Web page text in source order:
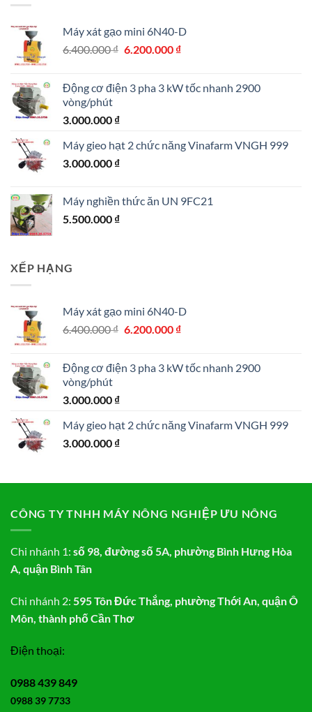
Máy xát gạo mini 6N40-D
6.400.000₫ Giá
6.400.000 ₫.
6.200.000 ₫Giá
là:
Động cơ điện 3 pha 3 kW tốc nhanh 2900
vòng/phút
3.000.000 ₫
Máy gieo hạt 2 chức năng Vinafarm VNGH 999
3.000.000 ₫
Máy nghiền thức ăn UN 9FC21
5.500.000 ₫
XẾP HẠNG
Máy xát gạo mini 6N40-D
6.400.000₫ Giá
6.400.000 ₫.
6.200.000 ₫Giá
là:
Động cơ điện 3 pha 3 kW tốc nhanh 2900
vòng/phút
3.000.000 ₫
Máy gieo hạt 2 chức năng Vinafarm VNGH 999
3.000.000 ₫
CÔNG TY TNHH MÁY NÔNG NGHIỆP ƯU NÔNG
Chi nhánh 1: số 98, đường số 5A, phường Bình Hưng Hòa
A, quận Bình Tân
Chi nhánh 2: 595 Tôn Đức Thắng, phường Thới An, quận Ô
Môn, thành phố Cần Thơ
Điện thoại:
0988 439 849
0988 39 7733